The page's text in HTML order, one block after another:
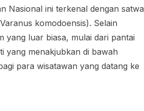
Nasional ini terkenal dengan satwa
komodoensis). Selain
yang luar biasa, mulai dari pantai
yang menakjubkan di bawah
para wisatawan yang datang ke